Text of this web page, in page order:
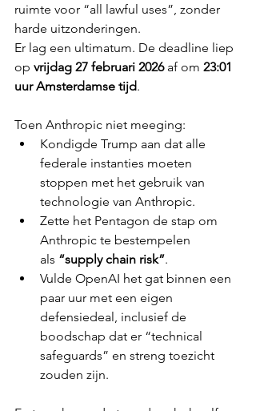
ruimte voor “all lawful uses”, zonder
harde uitzonderingen.
Er lag een ultimatum. De deadline liep
op vrijdag 27 februari 2026 af om 23:01
uur Amsterdamse tijd.
Toen Anthropic niet meeging:
Kondigde Trump aan dat alle
federale instanties moeten
stoppen met het gebruik van
technologie van Anthropic.
Zette het Pentagon de stap om
Anthropic te bestempelen
als “supply chain risk”.
Vulde OpenAI het gat binnen een
paar uur met een eigen
defensiedeal, inclusief de
boodschap dat er “technical
safeguards” en streng toezicht
zouden zijn.